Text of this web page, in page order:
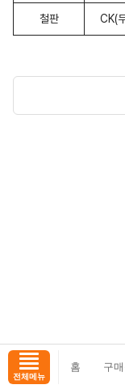
철판 CK(
전체메뉴
홈 구